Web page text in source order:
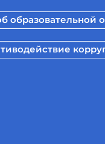
образовательной